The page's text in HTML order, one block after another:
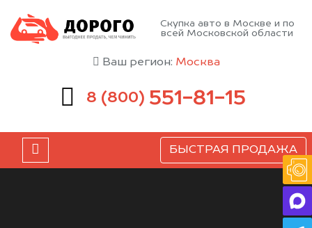
Скупка авто в Москве и по
всей Московской области
Ваш регион: Москва
8 (800) 551-81-15
БЫСТРАЯ ПРОДАЖА